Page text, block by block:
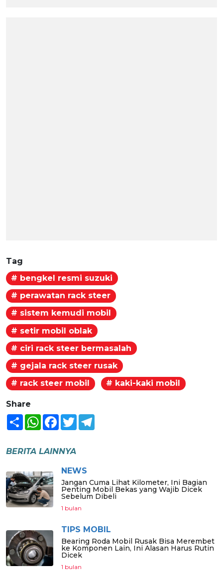
Tag
# bengkel resmi suzuki
# perawatan rack steer
# sistem kemudi mobil
# setir mobil oblak
# ciri rack steer bermasalah
# gejala rack steer rusak
# rack steer mobil
# kaki-kaki mobil
Share
Share WhatsAppFacebook
Twitter
BERITA LAINNYA
NEWS
Jangan Cuma Lihat Kilometer, Ini Bagian
Penting Mobil Bekas yang Wajib Dicek
Sebelum Dibeli
1 bulan
TIPS MOBIL
Bearing Roda Mobil Rusak Bisa Merembet
ke Komponen Lain, Ini Alasan Harus Rutin
Dicek
1 bulan